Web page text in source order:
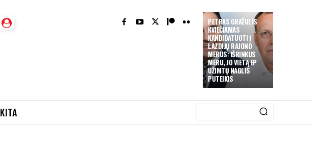
PETRAS GRAŽULIS
KVIEČIAMAS
KANDIDATUOTI Į
LAZDIJŲ RAJONO
MERUS: IŠRINKUS
MERU, JO VIETĄ EP
UŽIMTŲ NAGLIS
PUTEIKIS
KITA